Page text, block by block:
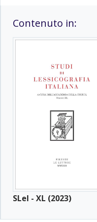
Contenuto in:
SLeI - XL (2023)